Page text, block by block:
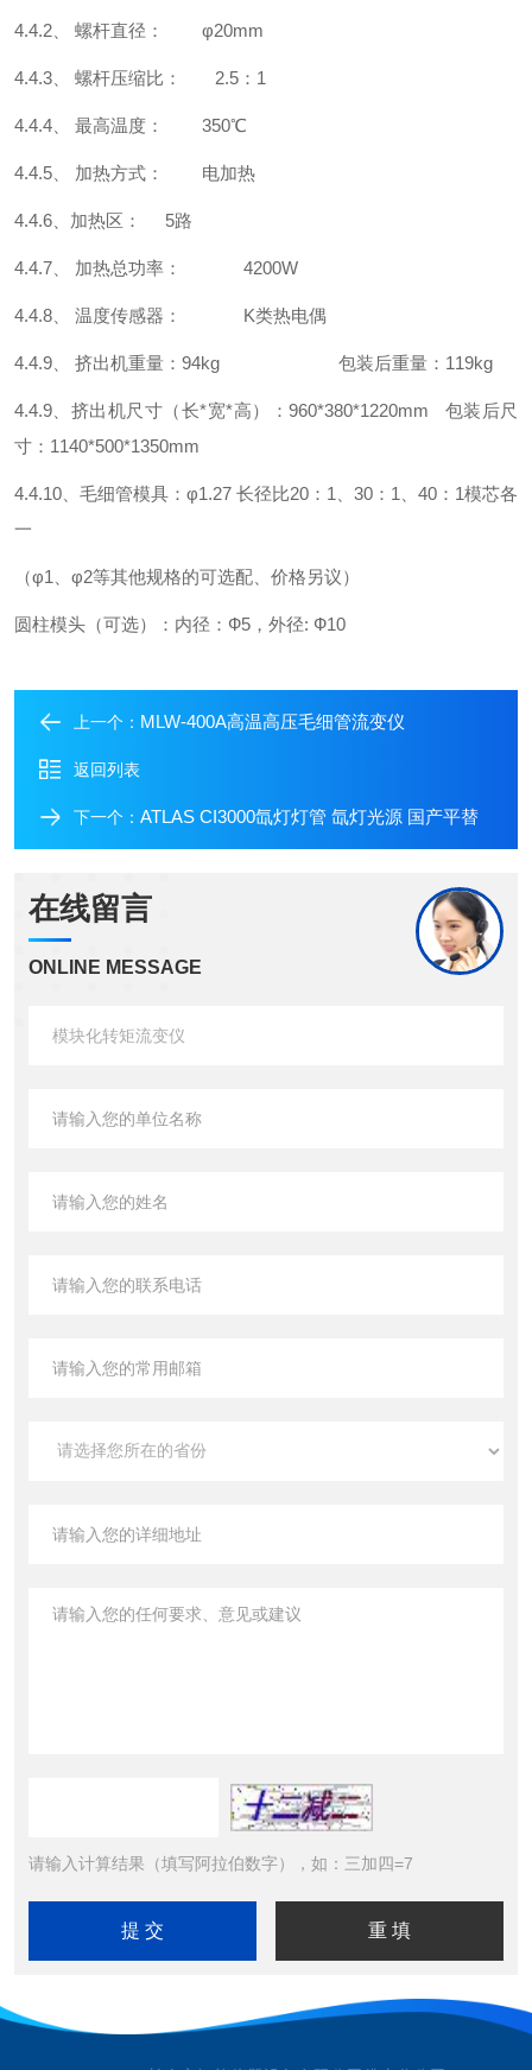
4.4.2、 螺杆直径： φ20mm
4.4.3、 螺杆压缩比： 2.5：1
4.4.4、 最高温度： 350℃
4.4.5、 加热方式： 电加热
4.4.6、加热区： 5路
4.4.7、 加热总功率： 4200W
4.4.8、 温度传感器： K类热电偶
4.4.9、 挤出机重量：94kg 包装后重量：119kg
4.4.9、挤出机尺寸（长*宽*高）：960*380*1220mm 包装后尺
寸：1140*500*1350mm
4.4.10、毛细管模具：φ1.27 长径比20：1、30：1、40：1模芯各
一
（φ1、φ2等其他规格的可选配、价格另议）
圆柱模头（可选）：内径：Ф5，外径: Ф10
上一个： MLW-400A高温高压毛细管流变仪
返回列表
下一个： ATLAS CI3000氙灯灯管 氙灯光源 国产平替
在线留言
ONLINE MESSAGE
请输入计算结果（填写阿拉伯数字），如：三加四=7